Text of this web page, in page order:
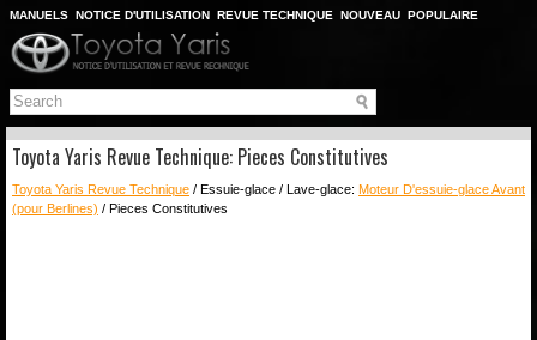
MANUELS NOTICE D'UTILISATION REVUE TECHNIQUE NOUVEAU POPULAIRE
PLAN DU SITE
CHERCHER
Toyota Yaris Revue Technique: Pieces Constitutives
Toyota Yaris Revue Technique / Essuie-glace / Lave-glace: Moteur D'essuie-glace Avant
(pour Berlines) / Pieces Constitutives